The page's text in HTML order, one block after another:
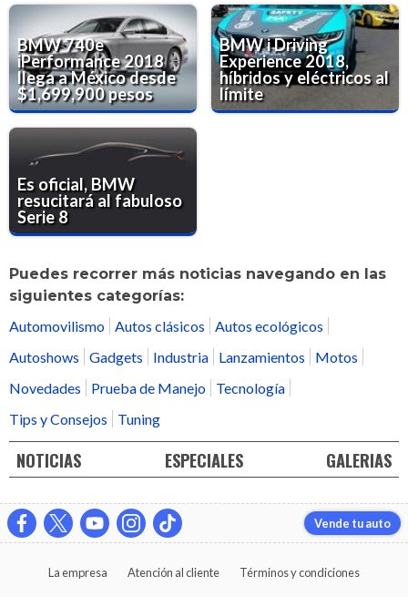
BMW 740e
iPerformance 2018
llega a México desde
$1,699,900 pesos
BMW i Driving
Experience 2018,
híbridos y eléctricos al
límite
Es oficial, BMW
resucitará al fabuloso
Serie 8
Puedes recorrer más noticias navegando en las
siguientes categorías:
Automovilismo Autos clásicos
Autos ecológicos
Autoshows
Gadgets Industria Lanzamientos
Motos
Novedades
Prueba de Manejo
Tecnología
Tips y Consejos
Tuning
NOTICIAS ESPECIALES GALERIAS
Vende tu auto
La empresa Atención al cliente Términos y condiciones